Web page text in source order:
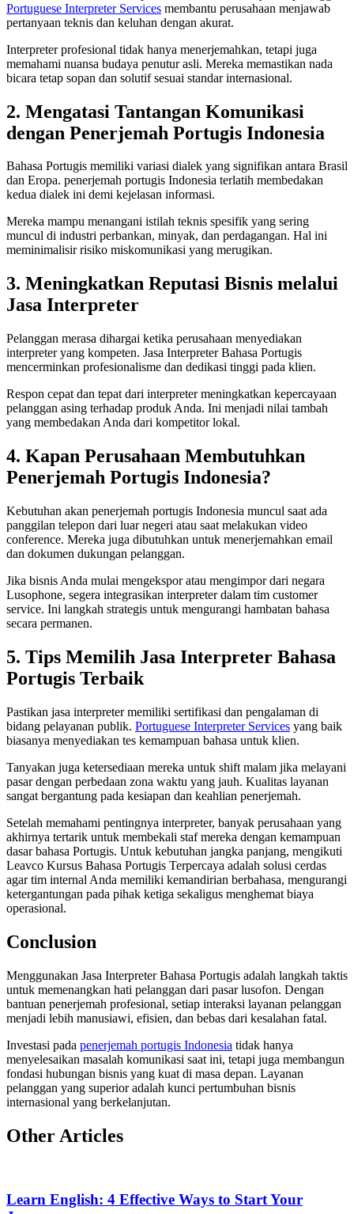
Portuguese Interpreter Services membantu perusahaan menjawab
pertanyaan teknis dan keluhan dengan akurat.
Interpreter profesional tidak hanya menerjemahkan, tetapi juga
memahami nuansa budaya penutur asli. Mereka memastikan nada
bicara tetap sopan dan solutif sesuai standar internasional.
2. Mengatasi Tantangan Komunikasi
dengan Penerjemah Portugis Indonesia
Bahasa Portugis memiliki variasi dialek yang signifikan antara Brasil
dan Eropa. penerjemah portugis Indonesia terlatih membedakan
kedua dialek ini demi kejelasan informasi.
Mereka mampu menangani istilah teknis spesifik yang sering
muncul di industri perbankan, minyak, dan perdagangan. Hal ini
meminimalisir risiko miskomunikasi yang merugikan.
3. Meningkatkan Reputasi Bisnis melalui
Jasa Interpreter
Pelanggan merasa dihargai ketika perusahaan menyediakan
interpreter yang kompeten. Jasa Interpreter Bahasa Portugis
mencerminkan profesionalisme dan dedikasi tinggi pada klien.
Respon cepat dan tepat dari interpreter meningkatkan kepercayaan
pelanggan asing terhadap produk Anda. Ini menjadi nilai tambah
yang membedakan Anda dari kompetitor lokal.
4. Kapan Perusahaan Membutuhkan
Penerjemah Portugis Indonesia?
Kebutuhan akan penerjemah portugis Indonesia muncul saat ada
panggilan telepon dari luar negeri atau saat melakukan video
conference. Mereka juga dibutuhkan untuk menerjemahkan email
dan dokumen dukungan pelanggan.
Jika bisnis Anda mulai mengekspor atau mengimpor dari negara
Lusophone, segera integrasikan interpreter dalam tim customer
service. Ini langkah strategis untuk mengurangi hambatan bahasa
secara permanen.
5. Tips Memilih Jasa Interpreter Bahasa
Portugis Terbaik
Pastikan jasa interpreter memiliki sertifikasi dan pengalaman di
bidang pelayanan publik. Portuguese Interpreter Services yang baik
biasanya menyediakan tes kemampuan bahasa untuk klien.
Tanyakan juga ketersediaan mereka untuk shift malam jika melayani
pasar dengan perbedaan zona waktu yang jauh. Kualitas layanan
sangat bergantung pada kesiapan dan keahlian penerjemah.
Setelah memahami pentingnya interpreter, banyak perusahaan yang
akhirnya tertarik untuk membekali staf mereka dengan kemampuan
dasar bahasa Portugis. Untuk kebutuhan jangka panjang, mengikuti
Leavco Kursus Bahasa Portugis Terpercaya adalah solusi cerdas
agar tim internal Anda memiliki kemandirian berbahasa, mengurangi
ketergantungan pada pihak ketiga sekaligus menghemat biaya
operasional.
Conclusion
Menggunakan Jasa Interpreter Bahasa Portugis adalah langkah taktis
untuk memenangkan hati pelanggan dari pasar lusofon. Dengan
bantuan penerjemah profesional, setiap interaksi layanan pelanggan
menjadi lebih manusiawi, efisien, dan bebas dari kesalahan fatal.
Investasi pada penerjemah portugis Indonesia tidak hanya
menyelesaikan masalah komunikasi saat ini, tetapi juga membangun
fondasi hubungan bisnis yang kuat di masa depan. Layanan
pelanggan yang superior adalah kunci pertumbuhan bisnis
internasional yang berkelanjutan.
Other Articles
Learn English: 4 Effective Ways to Start Your